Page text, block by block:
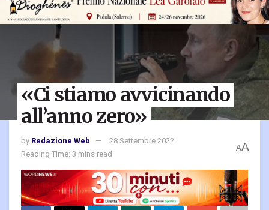
«Ci stiamo avvicinando
all’anno zero»
by Redazione Web
28 Settembre 2022
Reading Time: 3 mins read
AA